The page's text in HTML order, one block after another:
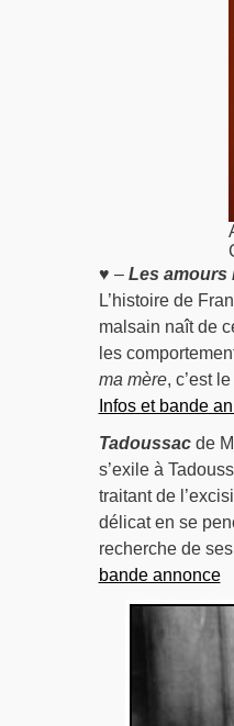
♥ – Les amours
L’histoire de
malsain naît de
les
ma mère, c’est
Infos et bande
Tadoussacde
s’exile à
traitant de
délicat en se
recherche de
bande annonce